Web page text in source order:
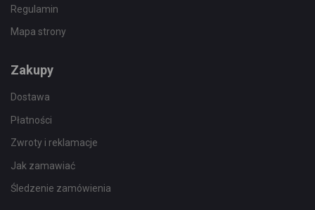
Regulamin
Mapa strony
Zakupy
Dostawa
Płatności
Zwroty i reklamacje
Jak zamawiać
Śledzenie zamówienia